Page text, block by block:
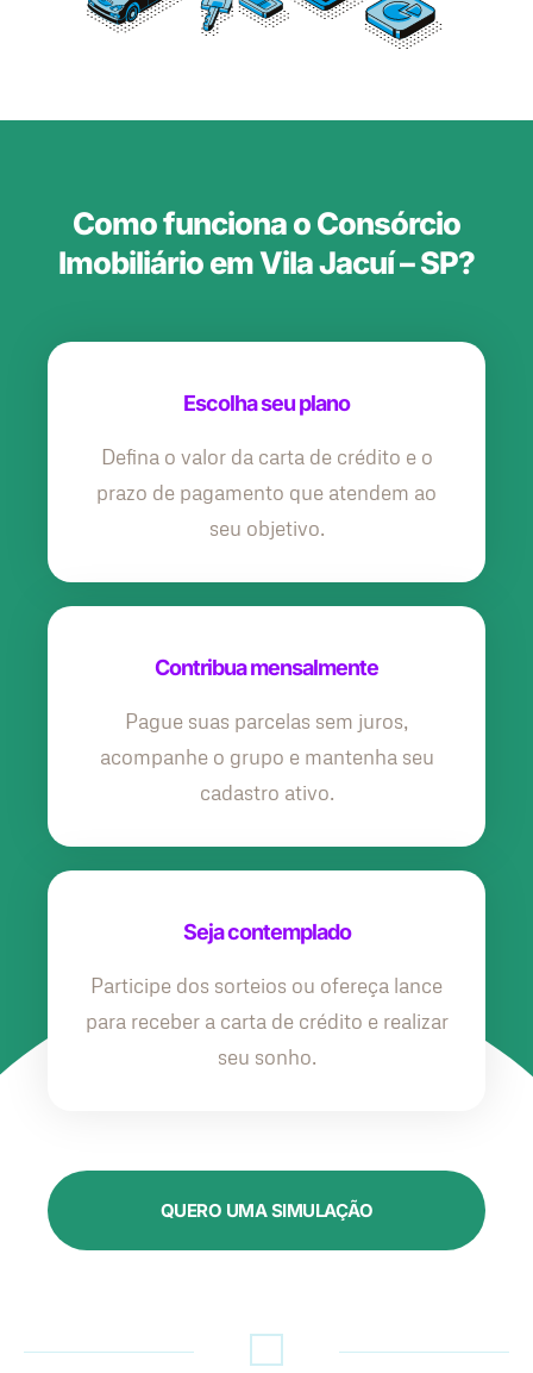
Como funciona o Consórcio
Imobiliário em Vila Jacuí – SP?
Escolha seu plano
Defina o valor da carta de crédito e o
prazo de pagamento que atendem ao
seu objetivo.
Contribua mensalmente
Pague suas parcelas sem juros,
acompanhe o grupo e mantenha seu
cadastro ativo.
Seja contemplado
Participe dos sorteios ou ofereça lance
para receber a carta de crédito e realizar
seu sonho.
QUERO UMA SIMULAÇÃO